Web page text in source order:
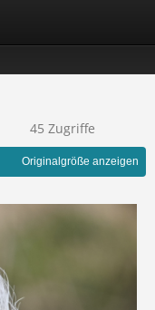
45 Zugriffe
Originalgröße anzeigen